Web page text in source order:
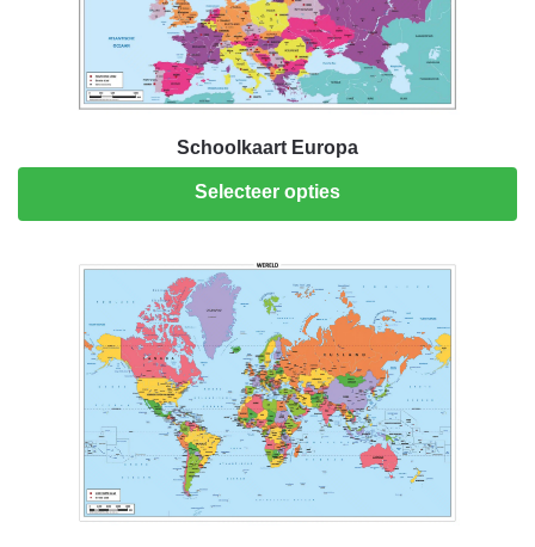
Schoolkaart Europa
Selecteer opties